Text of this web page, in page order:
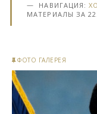
НАВИГАЦИЯ:
МАТЕРИАЛЫ ЗА
ФОТО ГАЛЕРЕЯ